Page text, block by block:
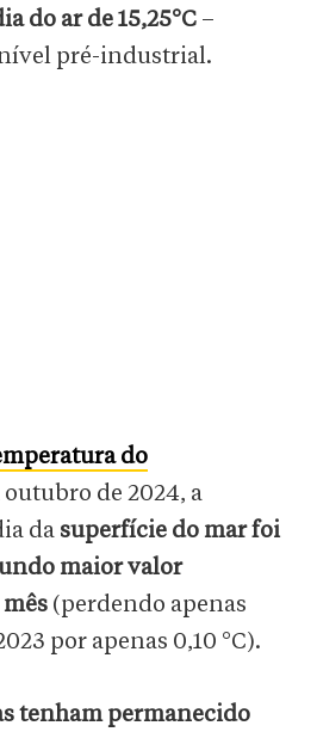
do ar de 15,25°C –
pré-industrial.
do
de 2024, a
da superfície do mar foi
maior valor
(perdendo apenas
por apenas 0,10 °C).
tenham permanecido